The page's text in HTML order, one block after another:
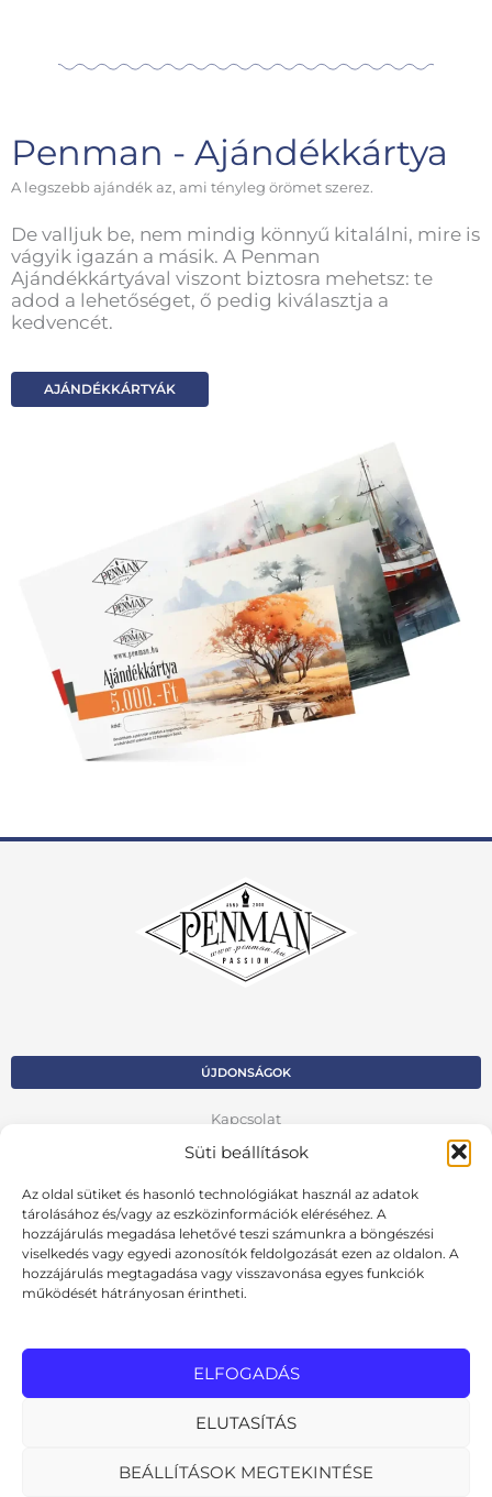
Süti beállítások
Az oldal sütiket és hasonló technológiákat használ az adatok
tárolásához és/vagy az eszközinformációk eléréséhez. A
hozzájárulás megadása lehetővé teszi számunkra a böngészési
viselkedés vagy egyedi azonosítók feldolgozását ezen az oldalon. A
hozzájárulás megtagadása vagy visszavonása egyes funkciók
működését hátrányosan érintheti.
ELFOGADÁS
ELUTASÍTÁS
BEÁLLÍTÁSOK MEGTEKINTÉSE
Penman - Ajándékkártya
A legszebb ajándék az, ami tényleg örömet szerez.
De valljuk be, nem mindig könnyű kitalálni, mire is
vágyik igazán a másik. A Penman
Ajándékkártyával viszont biztosra mehetsz: te
adod a lehetőséget, ő pedig kiválasztja a
kedvencét.
AJÁNDÉKKÁRTYÁK
ÚJDONSÁGOK
Kapcsolat
Kosár
Fiók
Adatvédelmi szabályzat
VISSZA AZ ELŐZŐ OLDALRA
Cookie szabályzat
MInden jog fenntartva